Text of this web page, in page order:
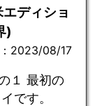
ディショ
)
2023/08/17
１ 最初の
です。